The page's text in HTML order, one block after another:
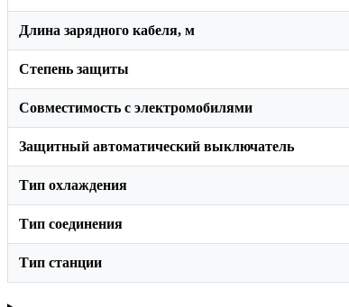
Длина зарядного кабеля, м
Степень защиты
Совместимость с электромобилями
Защитный автоматический выключатель
Тип охлаждения
Тип соединения
Тип станции